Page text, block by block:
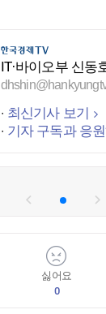
IT·바이오부 신동
최신기사 보기
기자 구독과 응
싫어요
0